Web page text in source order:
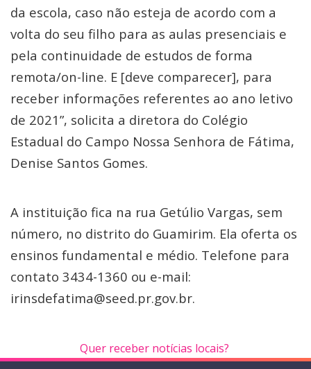
da escola, caso não esteja de acordo com a
volta do seu filho para as aulas presenciais e
pela continuidade de estudos de forma
remota/on-line. E [deve comparecer], para
receber informações referentes ao ano letivo
de 2021”, solicita a diretora do Colégio
Estadual do Campo Nossa Senhora de Fátima,
Denise Santos Gomes.
A instituição fica na rua Getúlio Vargas, sem
número, no distrito do Guamirim. Ela oferta os
ensinos fundamental e médio. Telefone para
contato 3434-1360 ou e-mail:
irinsdefatima@seed.pr.gov.br.
Quer receber notícias locais?